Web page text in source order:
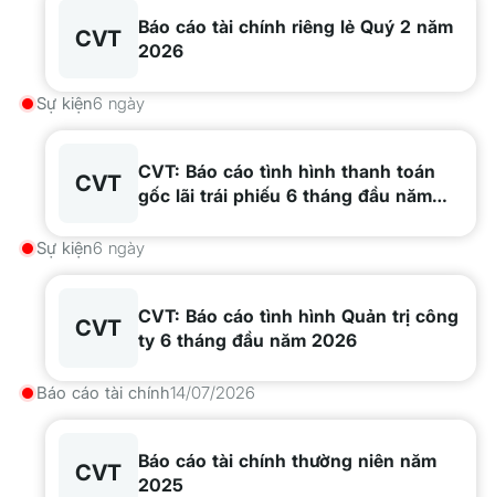
CVT
Báo cáo tài chính riêng lẻ Quý 2 năm
2026
Sự kiện6 ngày
CVT
CVT: Báo cáo tình hình thanh toán
gốc lãi trái phiếu 6 tháng đầu năm
Sự kiện6 ngày
CVT
CVT: Báo cáo tình hình Quản trị công
ty 6 tháng đầu năm 2026
Báo cáo tài chính14/07/2026
CVT
Báo cáo tài chính thường niên năm
2025